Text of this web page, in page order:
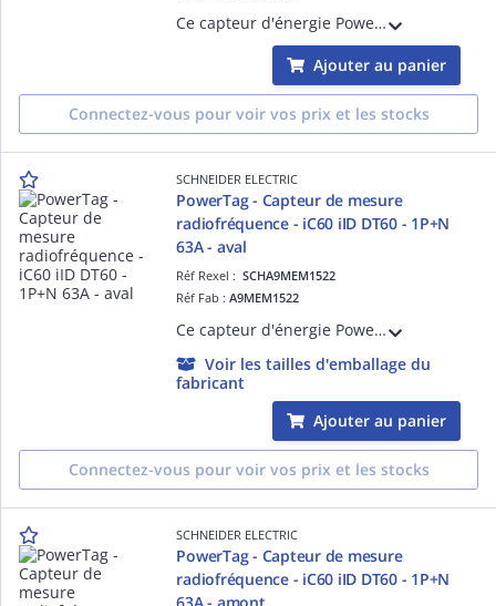
Ce capteur d'énergie PowerTag Energy est un périphérique sans fil monté en aval sur un disjoncteur et connecté à Acti9 Smartlink via la communication sans fil. Ce dispositif radiofréquence 63A pour iDT40 3P+N est auto-alimenté.
Ajouter au panier
Connectez-vous pour voir vos prix et les stocks
SCHNEIDER ELECTRIC
PowerTag - Capteur de mesure
radiofréquence - iC60 iID DT60 - 1P+N
63A - aval
Réf Rexel :SCHA9MEM1522
Réf Fab :A9MEM1522
Ce capteur d'énergie PowerTag Energy est un périphérique sans fil monté en aval sur un disjoncteur et connecté aux passerelles de communication PAS400/600/800 via la com. sans fil. En radiofréquence 63A pour iC60 1P+N et auto-alimenté.
Voir les tailles d'emballage du
fabricant
Ajouter au panier
Connectez-vous pour voir vos prix et les stocks
SCHNEIDER ELECTRIC
PowerTag - Capteur de mesure
radiofréquence - iC60 iID DT60 - 1P+N